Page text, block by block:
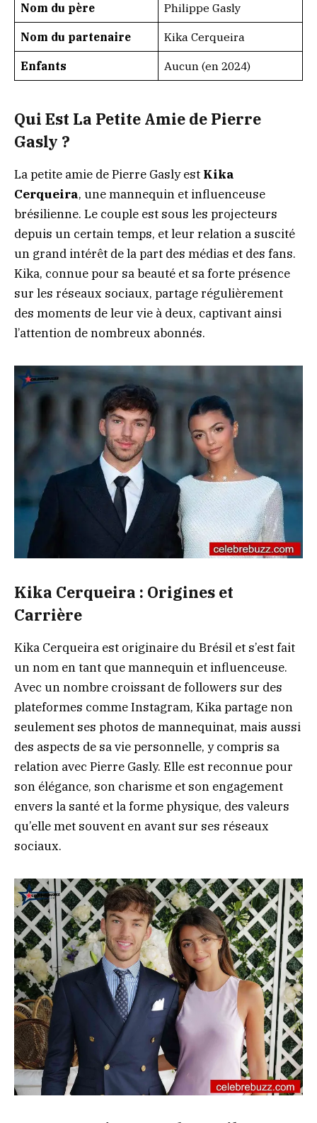
Nom du père Philippe Gasly
Nom du partenaire Kika Cerqueira
Enfants Aucun (en 2024)
Qui Est La Petite Amie de Pierre
Gasly ?
La petite amie de Pierre Gasly est Kika
Cerqueira, une mannequin et influenceuse
brésilienne. Le couple est sous les projecteurs
depuis un certain temps, et leur relation a suscité
un grand intérêt de la part des médias et des fans.
Kika, connue pour sa beauté et sa forte présence
sur les réseaux sociaux, partage régulièrement
des moments de leur vie à deux, captivant ainsi
l’attention de nombreux abonnés.
Kika Cerqueira : Origines et
Carrière
Kika Cerqueira est originaire du Brésil et s’est fait
un nom en tant que mannequin et influenceuse.
Avec un nombre croissant de followers sur des
plateformes comme Instagram, Kika partage non
seulement ses photos de mannequinat, mais aussi
des aspects de sa vie personnelle, y compris sa
relation avec Pierre Gasly. Elle est reconnue pour
son élégance, son charisme et son engagement
envers la santé et la forme physique, des valeurs
qu’elle met souvent en avant sur ses réseaux
sociaux.